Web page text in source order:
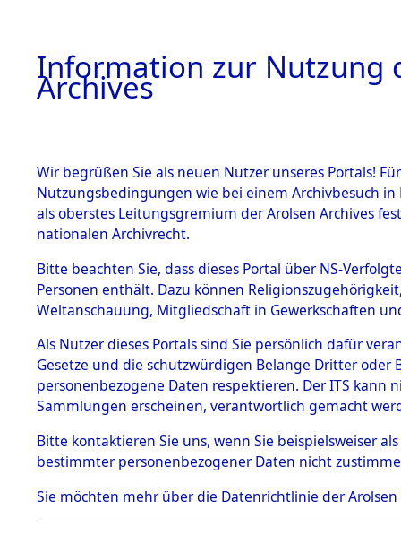
BESTÄNDE
1.
Inhaftierungsdoku
mente
1.2.9 Beim ITS
Effekten
1.2.9.1
Effekten aus
dem KZ
Dachau
1.2.9.2
Effekten aus
dem KZ
Bayerisches
0003
Einen Kommentar
Information zur Nutzung
Archives
Wir begrüßen Sie als neuen Nutzer unseres Portals!
Nutzungsbedingungen wie bei einem Archivbesuch
als oberstes Leitungsgremium der Arolsen Archives
nationalen Archivrecht.
Bitte beachten Sie, dass dieses Portal über NS-
Personen enthält. Dazu können
Weltanschauung, Mitgliedschaft in Gewerkschaften
Als Nutzer dieses Portals sind Sie persönlich dafür
Gesetze und die schutzwürdigen Belange Dritter
personenbezogene Daten respektieren. Der ITS
Sammlungen erscheinen, verantwortlich gemacht
Bitte kontaktieren Sie uns, wenn Sie beispielsweiser
bestimmter personenbezogener Daten nicht
Sie möchten mehr über die Datenrichtlinie der Arolsen